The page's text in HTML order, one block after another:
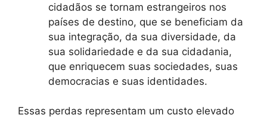
cidadãos se tornam estrangeiros nos
países de destino, que se beneficiam da
sua integração, da sua diversidade, da
sua solidariedade e da sua cidadania,
que enriquecem suas sociedades, suas
democracias e suas identidades.
Essas perdas representam um custo elevado